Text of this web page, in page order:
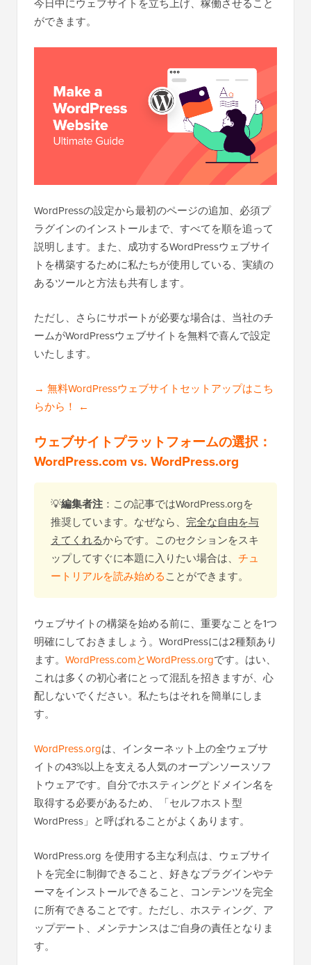
今日中にウェブサイトを立ち上げ、稼働させること
ができます。
WordPressの設定から最初のページの追加、必須プ
ラグインのインストールまで、すべてを順を追って
説明します。また、成功するWordPressウェブサイ
トを構築するために私たちが使用している、実績の
あるツールと方法も共有します。
ただし、さらにサポートが必要な場合は、当社のチ
ームがWordPressウェブサイトを無料で喜んで設定
いたします。
→ 無料WordPressウェブサイトセットアップはこち
らから！ ←
ウェブサイトプラットフォームの選択：
WordPress.com vs. WordPress.org
💡編集者注 ：この記事ではWordPress.orgを
推奨しています。なぜなら、 完全な自由を与
えてくれるからです。このセクションをスキ
ップしてすぐに本題に入りたい場合は、 チュ
ートリアルを読み始めることができます。
ウェブサイトの構築を始める前に、重要なことを1つ
明確にしておきましょう。WordPressには2種類あり
ます。 WordPress.comとWordPress.orgです。はい、
これは多くの初心者にとって混乱を招きますが、心
配しないでください。私たちはそれを簡単にしま
す。
WordPress.orgは、インターネット上の全ウェブサ
イトの43%以上を支える人気のオープンソースソフ
トウェアです。自分でホスティングとドメイン名を
取得する必要があるため、「セルフホスト型
WordPress」と呼ばれることがよくあります。
WordPress.org を使用する主な利点は、ウェブサイ
トを完全に制御できること、好きなプラグインやテ
ーマをインストールできること、コンテンツを完全
に所有できることです。ただし、ホスティング、ア
ップデート、メンテナンスはご自身の責任となりま
す。